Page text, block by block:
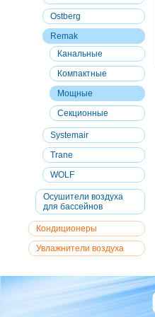
Ostberg
Remak
Канальные
Компактные
Мощные
Секционные
Systemair
Trane
WOLF
Осушители воздуха
для бассейнов
Кондиционеры
Увлажнители воздуха